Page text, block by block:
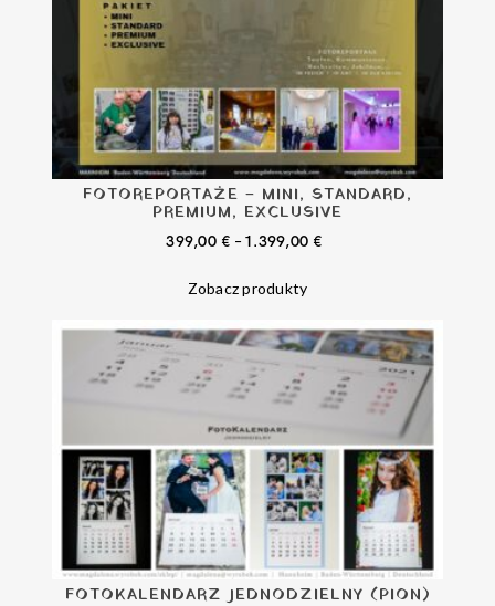
FOTOREPORTAŻE – MINI, STANDARD,
PREMIUM, EXCLUSIVE
399,00 € – 1.399,00 €
DO
1.399,00 €
Zobacz produkty
FOTOKALENDARZ JEDNODZIELNY (PION)